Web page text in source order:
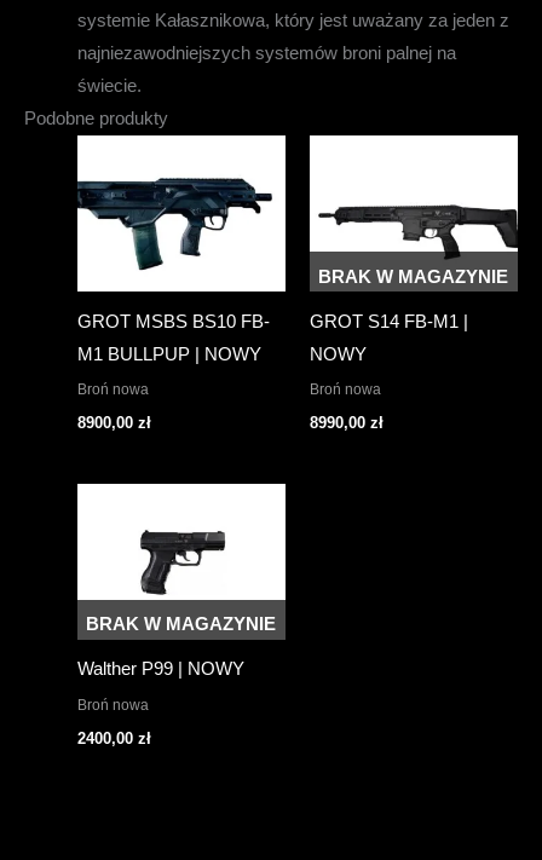
systemie Kałasznikowa, który jest uważany za jeden z
najniezawodniejszych systemów broni palnej na
świecie.
Podobne produkty
GROT MSBS BS10 FB-
M1 BULLPUP | NOWY
Broń nowa
8900,00 zł
BRAK W MAGAZYNIE
GROT S14 FB-M1 |
NOWY
Broń nowa
8990,00 zł
BRAK W MAGAZYNIE
Walther P99 | NOWY
Broń nowa
2400,00 zł